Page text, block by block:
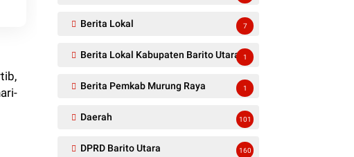
Berita Lokal 7
Berita Lokal Kabupaten Barito Utara 1
Berita Pemkab Murung Raya 1
Daerah 101
DPRD Barito Utara 160